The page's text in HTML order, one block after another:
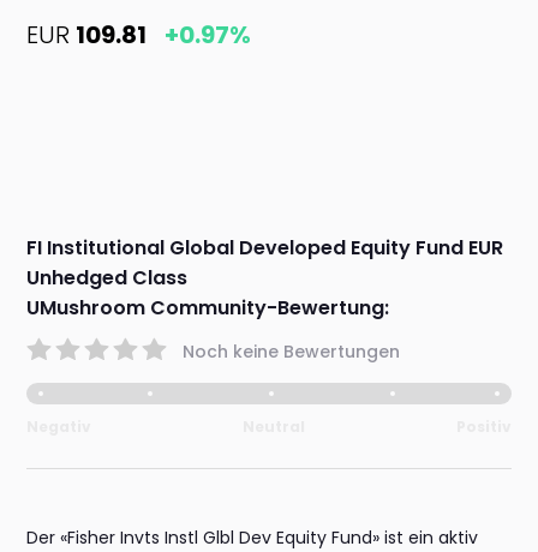
EUR 109.81 +0.97%
FI Institutional Global Developed Equity Fund EUR
Unhedged Class
UMushroom Community-Bewertung:
Noch keine Bewertungen
Der «Fisher Invts Instl Glbl Dev Equity Fund» ist ein aktiv